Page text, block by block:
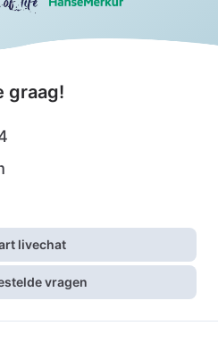
graag!
livechat
vragen